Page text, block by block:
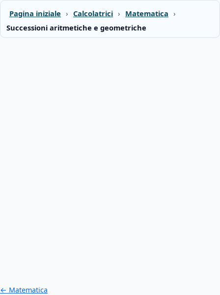
Pagina iniziale › Calcolatrici › Matematica ›
Successioni aritmetiche e geometriche
← Matematica